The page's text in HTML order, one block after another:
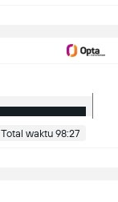
Total waktu 98:27